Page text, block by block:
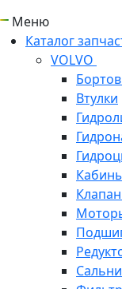
Меню
Каталог
VOLVO
Втулки